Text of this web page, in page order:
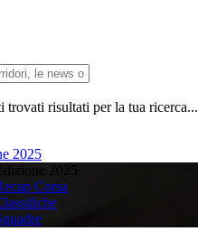
trovati risultati per la tua ricerca...
2025
Corsa